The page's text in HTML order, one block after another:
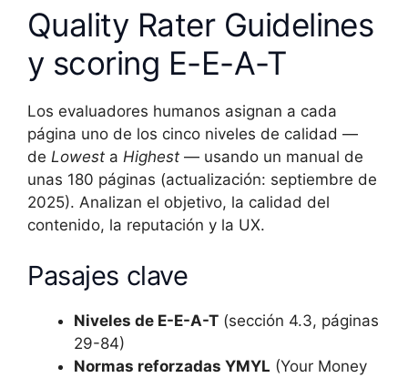
Quality Rater Guidelines
y scoring E-E-A-T
Los evaluadores humanos asignan a cada
página uno de los cinco niveles de calidad —
de Lowest a Highest — usando un manual de
unas 180 páginas (actualización: septiembre de
2025). Analizan el objetivo, la calidad del
contenido, la reputación y la UX.
Pasajes clave
Niveles de E-E-A-T (sección 4.3, páginas
29-84)
Normas reforzadas YMYL (Your Money